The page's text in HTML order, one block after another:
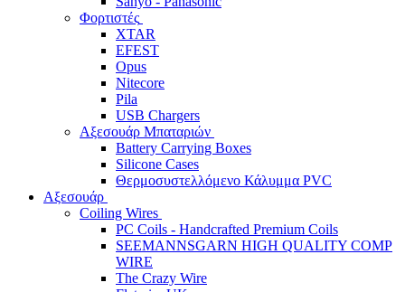
Φορτιστές
XTAR
EFEST
Opus
Nitecore
Pila
USB Chargers
Αξεσουάρ Μπαταριών
Battery Carrying Boxes
Silicone Cases
Θερμοσυστελλόμενο Κάλυμμα PVC
Αξεσουάρ
Coiling Wires
PC Coils - Handcrafted Premium Coils
SEEMANNSGARN HIGH QUALITY COMP
WIRE
The Crazy Wire